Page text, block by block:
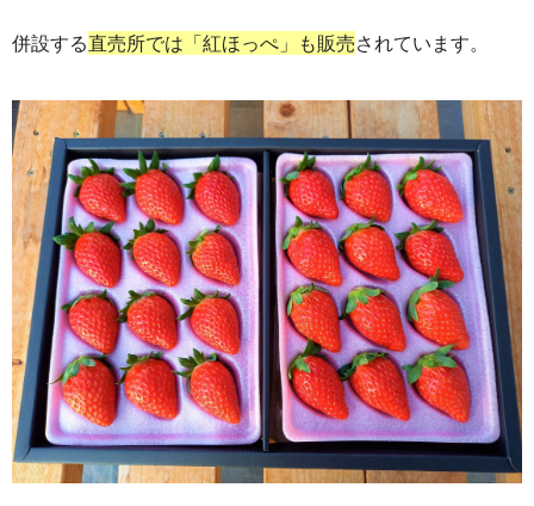
併設する直売所では「紅ほっぺ」も販売されています。